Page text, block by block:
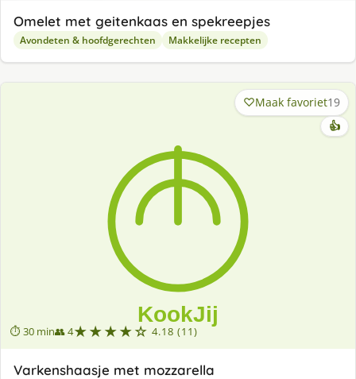
Omelet met geitenkaas en spekreepjes
Avondeten & hoofdgerechten Makkelijke recepten
⏱ 30 min👥 4★★★★☆ 4.18 (11)
Maak favoriet19
👍
Varkenshaasje met mozzarella